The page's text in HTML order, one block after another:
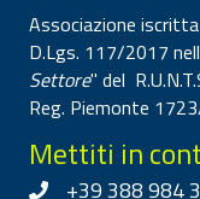
Associazione
D.Lgs. 117/2017
Settore" del
Reg. Piemonte
Mettiti in
+39 388 984